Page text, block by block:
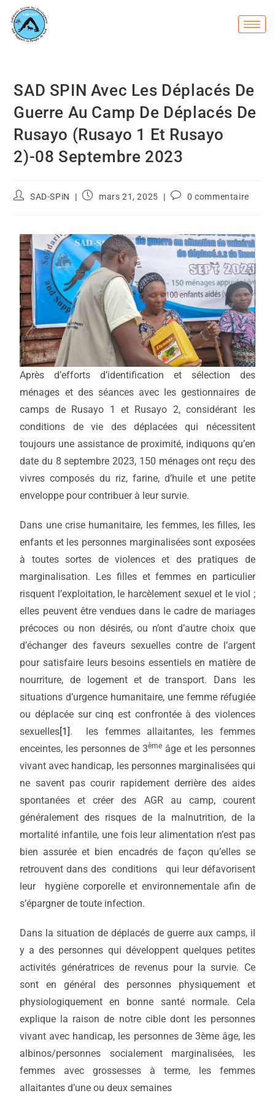
SAD SPIN Avec Les Déplacés De
Guerre Au Camp De Déplacés De
Rusayo (Rusayo 1 Et Rusayo
2)-08 Septembre 2023
SAD-SPiN mars 21, 2025 0 commentaire
Après d’efforts d’identification et sélection des
ménages et des séances avec les gestionnaires de
camps de Rusayo 1 et Rusayo 2, considérant les
conditions de vie des déplacées qui nécessitent
toujours une assistance de proximité, indiquons qu’en
date du 8 septembre 2023, 150 ménages ont reçu des
vivres composés du riz, farine, d’huile et une petite
enveloppe pour contribuer à leur survie.
Dans une crise humanitaire, les femmes, les filles, les
enfants et les personnes marginalisées sont exposées
à toutes sortes de violences et des pratiques de
marginalisation. Les filles et femmes en particulier
risquent l’exploitation, le harcèlement sexuel et le viol ;
elles peuvent être vendues dans le cadre de mariages
précoces ou non désirés, ou n’ont d’autre choix que
d’échanger des faveurs sexuelles contre de l’argent
pour satisfaire leurs besoins essentiels en matière de
nourriture, de logement et de transport. Dans les
situations d’urgence humanitaire, une femme réfugiée
ou déplacée sur cinq est confrontée à des violences
sexuelles[1]. les femmes allaitantes, les femmes
enceintes, les personnes de 3ème âge et les personnes
vivant avec handicap, les personnes marginalisées qui
ne savent pas courir rapidement derrière des aides
spontanées et créer des AGR au camp, courent
généralement des risques de la malnutrition, de la
mortalité infantile, une fois leur alimentation n’est pas
bien assurée et bien encadrés de façon qu’elles se
retrouvent dans des conditions qui leur défavorisent
leur hygiène corporelle et environnementale afin de
s’épargner de toute infection.
Dans la situation de déplacés de guerre aux camps, il
y a des personnes qui développent quelques petites
activités génératrices de revenus pour la survie. Ce
sont en général des personnes physiquement et
physiologiquement en bonne santé normale. Cela
explique la raison de notre cible dont les personnes
vivant avec handicap, les personnes de 3ème âge, les
albinos/personnes socialement marginalisées, les
femmes avec grossesses à terme, les femmes
allaitantes d’une ou deux semaines